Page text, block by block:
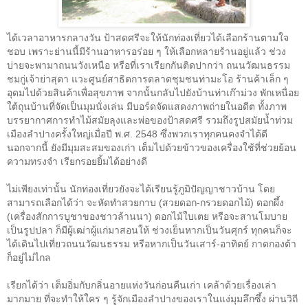
ได้เวลาอาหารกลางวัน ป้าสดศรีจะให้นักท่องเที่ยวได้เลือกร้านตามใจ
ชอบ เพราะย่านนี้มีร้านอาหารอร่อย ๆ ให้เลือกหลายร้านอยู่แล้ว ช่วง
บ่ายจะพามาถนนวังเหนือ หรือที่เราเรียกกันติดปากว่า ถนนวัฒนธรรม
ชมกู่เจ้าย่าสุตา แวะศูนย์สาธิตการตลาดชุมชนท่ามะโอ ร้านค้าเล็ก ๆ
อุดมไปด้วยสินค้าเพื่อสุขภาพ จากนั้นกลับไปยังบ้านท่าเก๊าม่วง พักเหนื่อย
ใต้ถุนบ้านที่จัดเป็นมุมนั่งเล่น มีบอร์ดจัดแสดงภาพถ่ายในอดีต ทั้งภาพ
บรรยากาศการทำไม้สมัยลุงและพ่อของป้าสดศรี รวมถึงรูปสมัยน้ำท่วม
เมืองลำปางครั้งใหญ่เมื่อปี พ.ศ. 2548 ซึ่งพวกเราทุกคนคงจำได้ดี
นอกจากนี้ ยังมีมุมสะสมของเก่า เต็มไปด้วยข้าวของเครื่องใช้ที่ช่วยย้อน
ความทรงจำ เรียกรอยยิ้มได้อย่างดี
ไม่เพียงเท่านั้น นักท่องเที่ยวยังจะได้เรียนรู้ภูมิปัญญาชาวบ้าน โดย
สามารถเลือกได้ว่า จะหัดทำสวยกาบ (สวยดอก-กรวยดอกไม้) ดอกผึ้ง
(เครื่องสักการบูชาของชาวล้านนา) ดอกไม้ใบเตย หรือจะสานโมบาย
เป็นรูปปลา ก็มีผู้เฒ่าผู้แก่มาสอนให้ ช่วงเย็นหากเป็นวันศุกร์ ทุกคนก็จะ
ได้เดินไปเที่ยวถนนวัฒนธรรม หรือหากเป็นวันเสาร์-อาทิตย์ กาดกองต้า
ก็อยู่ไม่ไกล
เรียกได้ว่า เต็มอิ่มกับกลิ่นอายแห่งวันก่อนคืนเก่า เคล้าด้วยเรื่องเล่า
มากมาย ที่จะทำให้ใคร ๆ รู้จักเมืองลำปางของเราในแง่มุมลึกซึ้ง ผ่านวิถี